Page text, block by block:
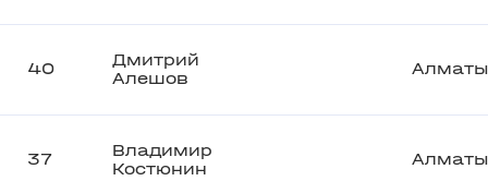
40
Дмитрий
Алешов
Алматы
37
Владимир
Костюнин
Алматы